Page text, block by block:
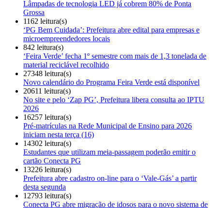
Lâmpadas de tecnologia LED já cobrem 80% de Ponta
Grossa
1162 leitura(s)
‘PG Bem Cuidada’: Prefeitura abre edital para empresas e
microempreendedores locais
842 leitura(s)
‘Feira Verde’ fecha 1º semestre com mais de 1,3 tonelada de
material reciclável recolhido
27348 leitura(s)
Novo calendário do Programa Feira Verde está disponível
20611 leitura(s)
No site e pelo ‘Zap PG’, Prefeitura libera consulta ao IPTU
2026
16257 leitura(s)
Pré-matrículas na Rede Municipal de Ensino para 2026
iniciam nesta terça (16)
14302 leitura(s)
Estudantes que utilizam meia-passagem poderão emitir o
cartão Conecta PG
13226 leitura(s)
Prefeitura abre cadastro on-line para o ‘Vale-Gás’ a partir
desta segunda
12793 leitura(s)
Conecta PG abre migração de idosos para o novo sistema de